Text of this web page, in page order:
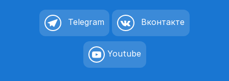
Telegram Вконтакте
Youtube